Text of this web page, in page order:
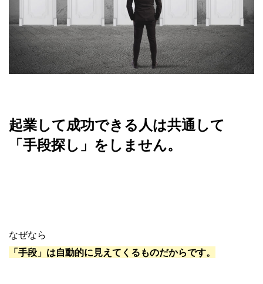
起業して成功できる人は共通して
「手段探し」をしません。
なぜなら
「手段」は自動的に見えてくるものだからです。